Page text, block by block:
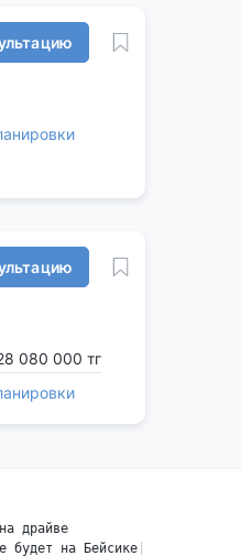
080 000 тг
драйве
будет на Бейсике